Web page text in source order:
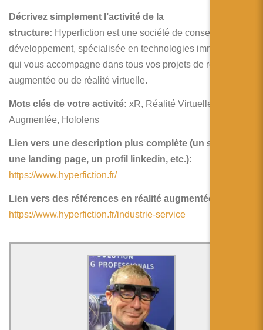
Décrivez simplement l’activité de la
structure: Hyperfiction est une société de conseil et de
développement, spécialisée en technologies immersives,
qui vous accompagne dans tous vos projets de réalité
augmentée ou de réalité virtuelle.
Mots clés de votre activité: xR, Réalité Virtuelle, Réalité
Augmentée, Hololens
Lien vers une description plus complète (un site web,
une landing page, un profil linkedin, etc.):
https://www.hyperfiction.fr/
Lien vers des références en réalité augmentée:
https://www.hyperfiction.fr/industrie-service